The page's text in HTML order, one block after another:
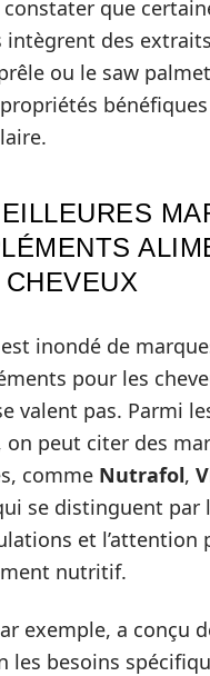
que
intègrent des
ou le saw
inondé de
pour les
valent pas. Parmi
on peut citer des
comme Nutrafol,
se distinguent par
et l’attention
nutritif.
exemple, a conçu
les besoins